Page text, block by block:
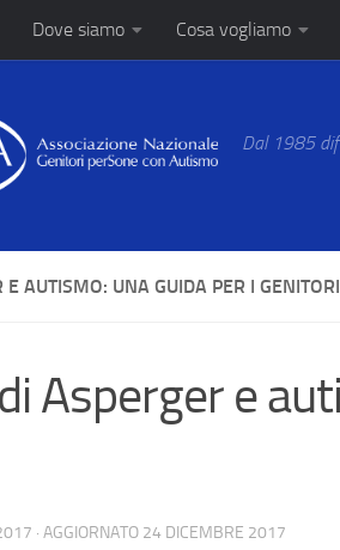
Dove siamo Cosa vogliamo
Dal 1985
AUTISMO: UNA GUIDA PER I GENITORI
Asperger e
· AGGIORNATO 24 DICEMBRE 2017